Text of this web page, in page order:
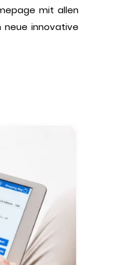
mit allen
neue innovative